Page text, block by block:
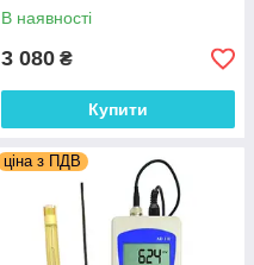
В наявності
3 080 ₴
Купити
ціна з ПДВ